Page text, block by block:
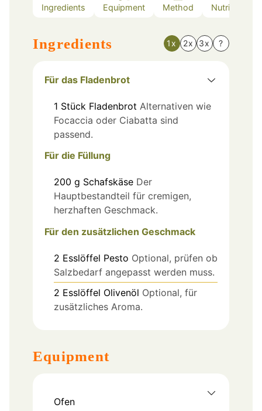
Ingredients Equipment Method Nutrition
Ingredients 1x 2x 3x ?
Für das Fladenbrot
1 Stück Fladenbrot Alternativen wie
Focaccia oder Ciabatta sind
passend.
Für die Füllung
200 g Schafskäse Der
Hauptbestandteil für cremigen,
herzhaften Geschmack.
Für den zusätzlichen Geschmack
2 Esslöffel Pesto Optional, prüfen ob
Salzbedarf angepasst werden muss.
2 Esslöffel Olivenöl Optional, für
zusätzliches Aroma.
Equipment
Ofen